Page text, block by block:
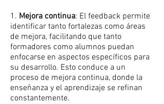
1. Mejora continua: El feedback permite
identificar tanto fortalezas como áreas
de mejora, facilitando que tanto
formadores como alumnos puedan
enfocarse en aspectos específicos para
su desarrollo. Esto conduce a un
proceso de mejora continua, donde la
enseñanza y el aprendizaje se refinan
constantemente.